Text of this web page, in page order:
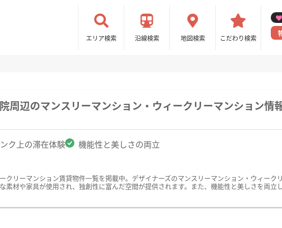
エリア検索 沿線検索 地図検索 こだわり検索
周辺のマンスリーマンション・ウィークリーマンション情
ク上の滞在体験 機能性と美しさの両立
リーマンション賃貸物件一覧を掲載中。デザイナーズのマンスリーマンション・ウィーク
材や家具が使用され、独創性に富んだ空間が提供されます。また、機能性と美しさを両立